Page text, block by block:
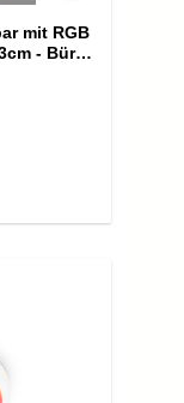
mit RGB
- Büro